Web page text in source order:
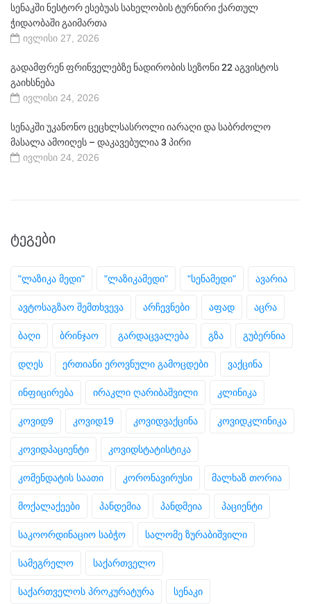
სენაკში ნესტორ ესებუას სახელობის ტურნირი ქართულ
ჭიდაობაში გაიმართა
ივლისი 27, 2026
გადამფრენ ფრინველებზე ნადირობის სეზონი 22 აგვისტოს
გაიხსნება
ივლისი 24, 2026
სენაკში უკანონო ცეცხლსასროლი იარაღი და საბრძოლო
მასალა ამოიღეს – დაკავებულია 3 პირი
ივლისი 24, 2026
ᲢᲔᲒᲔᲑᲘ
"ლაზიკა მედი" "ლაზიკამედი" "სენამედი" ავარია
ავტოსაგზაო შემთხვევა არჩევნები აფად აცრა
ბაღი ბრინჯაო გარდაცვალება გზა გუბერნია
დღეს ერთიანი ეროვნული გამოცდები ვაქცინა
ინფიცირება ირაკლი ღარიბაშვილი კლინიკა
კოვიდ9 კოვიდ19 კოვიდვაქცინა კოვიდკლინიკა
კოვიდპაციენტი კოვიდსტატისტიკა
კომენდატის საათი კორონავირუსი მალხაზ თორია
მოქალაქეები პანდემია პანდმეია პაციენტი
საკოორდინაციო საბჭო სალომე ზურაბიშვილი
სამეგრელო საქართველო
საქართველოს პროკურატურა სენაკი